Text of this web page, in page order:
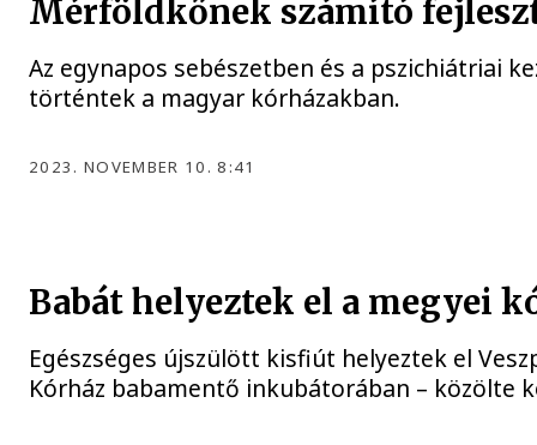
Mérföldkőnek számító
Az egynapos sebészetben és a pszichiátriai
történtek a magyar kórházakban.
2023. NOVEMBER 10. 8:41
Babát helyeztek el a megyei
Egészséges újszülött kisfiút helyeztek el
Kórház babamentő inkubátorában – közölte